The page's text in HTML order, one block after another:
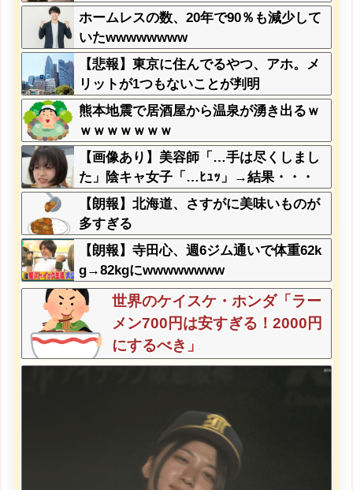
してしまう←コレどっちが悪いん
や？？？？？？
ホームレスの数、20年で90％も減少して
いたwwwwwwww
【悲報】東京に住んでるやつ、アホ。メ
リットが1つもないことが判明
熊本地震で居酒屋から温泉が湧き出るｗ
ｗｗｗｗｗｗｗ
【画像あり】美容師「…手は尽くしまし
た」陰キャ女子「…ﾋｭｯ」→結果・・・
【朗報】北海道、さすがに美味いものが
多すぎる
【朗報】寺田心、週6ジム通いで体重62k
g→82kgにwwwwwwww
世界のケイスケ・ホンダ「ラー
メン700円は安すぎる！2000円
にするべき」